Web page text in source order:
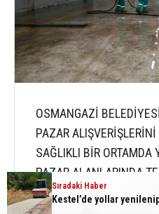
OSMANGAZİ
PAZAR
SAĞLIKLI BİR ORTAMDA
PAZAR ALANLARINDA
ARALIKSIZ
Sıradaki Haber
Kestel’de yollar